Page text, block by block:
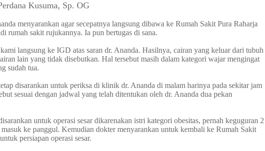
Kusuma, Sp. OG
menyarankan agar secepatnya langsung dibawa ke Rumah Sakit Pura Raharja
rumah sakit rujukannya. Ia pun bertugas di sana.
langsung ke IGD atas saran dr. Ananda. Hasilnya, cairan yang keluar dari tubuh
lain yang tidak disebutkan. Hal tersebut masih dalam kategori wajar mengingat
sudah tua.
disarankan untuk periksa di klinik dr. Ananda di malam harinya pada sekitar jam
sesuai dengan jadwal yang telah ditentukan oleh dr. Ananda dua pekan
untuk operasi sesar dikarenakan istri kategori obesitas, pernah keguguran 2
ke panggul. Kemudian dokter menyarankan untuk kembali ke Rumah Sakit
persiapan operasi sesar.